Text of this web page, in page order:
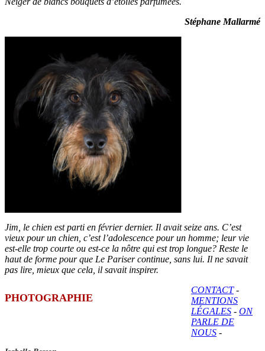
Stéphane Mallarmé
Jim, le chien est parti en février dernier. Il avait seize ans. C’est
vieux pour un chien, c’est l’adolescence pour un homme; leur vie
est-elle trop courte ou est-ce la nôtre qui est trop longue? Reste le
haut de forme pour que Le Pariser continue, sans lui. Il ne savait
pas lire, mieux que cela, il savait inspirer.
PHOTOGRAPHIE
CONTACT-
MENTIONS
LÉGALES - ON
PARLE DE
NOUS -